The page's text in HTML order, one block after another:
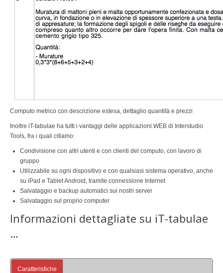
Computo metrico con descrizione estesa, dettaglio quantità e prezzi
Inoltre iT-tabulae ha tutti i vantaggi delle applicazioni WEB di Interstudio
Tools, fra i quali citiamo:
Condivisione con altri utenti e con clienti del computo, con lavoro di
gruppo
Utilizzabile su ogni dispositivo e con qualsiasi sistema operativo, anche
su iPad e Tablet Android, tramite connessione Internet
Salvataggio e backup automatici sui nostri server
Salvataggio sul proprio computer
Informazioni dettagliate su iT-tabulae
…
Caratteristiche